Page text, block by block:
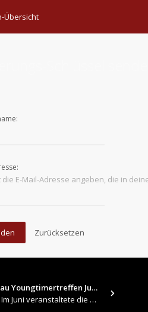
Übersicht
die E-Mail-Adresse angeben, die in
Autobau Youngtimertreffen Jun…
Hallo , Im Juni veranstaltete die Autobau in Romanshorn auf ihrem Gelände ein kleines Youngtimertreffen : https://up.